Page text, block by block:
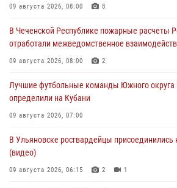
09 августа 2026, 08:00 8
В Чеченской Республике пожарные расчеты
отработали межведомственное
09 августа 2026, 08:00 2
Лучшие футбольные команды Южного округа
определили на Кубани
09 августа 2026, 07:00
В Ульяновске росгвардейцы присоединились
(видео)
09 августа 2026, 06:15 2 1